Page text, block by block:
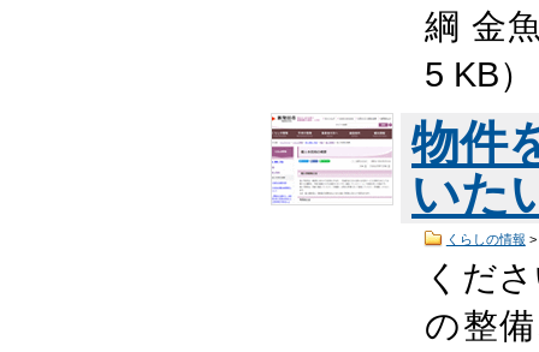
綱 金
5 KB
物件
いた
くらしの情報 >
くだ
の整